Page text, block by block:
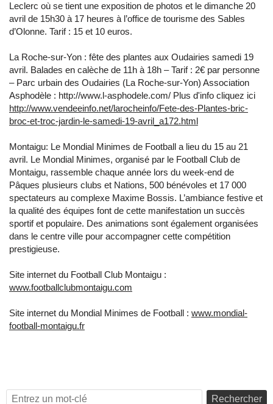
Leclerc où se tient une exposition de photos et le dimanche 20
avril de 15h30 à 17 heures à l’office de tourisme des Sables
d’Olonne. Tarif : 15 et 10 euros.
La Roche-sur-Yon : fête des plantes aux Oudairies samedi 19
avril. Balades en calèche de 11h à 18h – Tarif : 2€ par personne
– Parc urbain des Oudairies (La Roche-sur-Yon) Association
Asphodèle : http://www.l-asphodele.com/ Plus d'info cliquez ici
http://www.vendeeinfo.net/larocheinfo/Fete-des-Plantes-bric-
broc-et-troc-jardin-le-samedi-19-avril_a172.html
Montaigu: Le Mondial Minimes de Football a lieu du 15 au 21
avril. Le Mondial Minimes, organisé par le Football Club de
Montaigu, rassemble chaque année lors du week-end de
Pâques plusieurs clubs et Nations, 500 bénévoles et 17 000
spectateurs au complexe Maxime Bossis. L’ambiance festive et
la qualité des équipes font de cette manifestation un succès
sportif et populaire. Des animations sont également organisées
dans le centre ville pour accompagner cette compétition
prestigieuse.
Site internet du Football Club Montaigu :
www.footballclubmontaigu.com
Site internet du Mondial Minimes de Football : www.mondial-
football-montaigu.fr
Rechercher